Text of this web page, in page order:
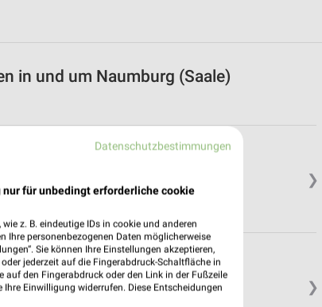
in und um Naumburg (Saale)
❯
❯
Datenschutzbestimmungen
für unbedingt erforderliche cookie
z. B. eindeutige IDs in cookie und anderen
Ihre personenbezogenen Daten möglicherweise
Sie können Ihre Einstellungen akzeptieren,
jederzeit auf die Fingerabdruck-Schaltfläche in
auf den Fingerabdruck oder den Link in der Fußzeile
Ihre Einwilligung widerrufen. Diese Entscheidungen